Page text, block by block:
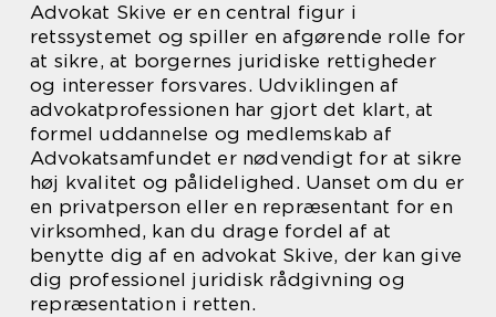
Advokat Skive er en central figur i
retssystemet og spiller en afgørende rolle for
at sikre, at borgernes juridiske rettigheder
og interesser forsvares. Udviklingen af
advokatprofessionen har gjort det klart, at
formel uddannelse og medlemskab af
Advokatsamfundet er nødvendigt for at sikre
høj kvalitet og pålidelighed. Uanset om du er
en privatperson eller en repræsentant for en
virksomhed, kan du drage fordel af at
benytte dig af en advokat Skive, der kan give
dig professionel juridisk rådgivning og
repræsentation i retten.